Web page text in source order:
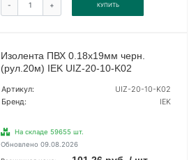
- + КУПИТЬ
Изолента ПВХ 0.18х19мм черн.
(рул.20м) IEK UIZ-20-10-K02
Артикул:
UIZ-20-10-K02
Бренд:
IEK
На складе 59655 шт.
Обновлено 09.08.2026